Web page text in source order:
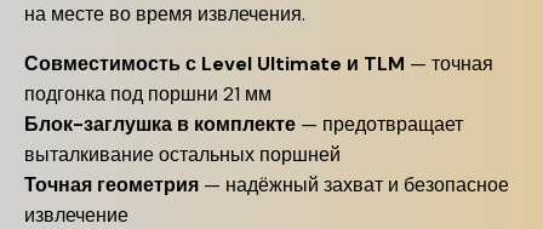
на месте во время извлечения.
Совместимость с Level Ultimate и TLM — точная
подгонка под поршни 21 мм
Блок-заглушка в комплекте — предотвращает
выталкивание остальных поршней
Точная геометрия — надёжный захват и безопасное
извлечение